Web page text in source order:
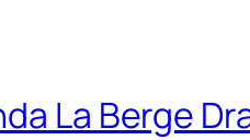
La Berge